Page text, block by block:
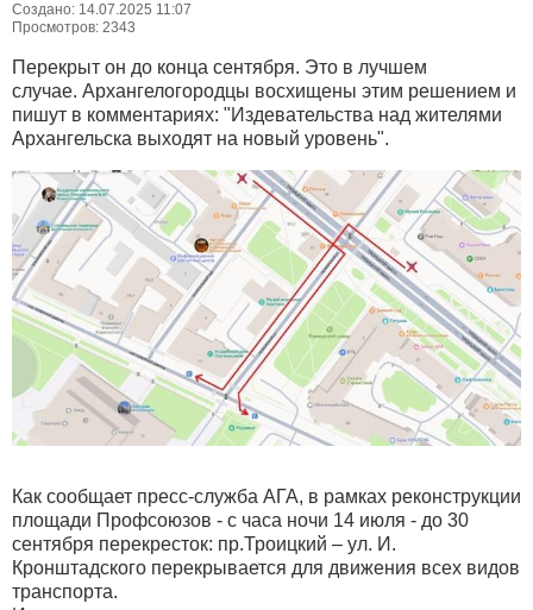
Создано: 14.07.2025 11:07
Просмотров: 2343
Перекрыт он до конца сентября. Это в лучшем
случае. Архангелогородцы восхищены этим решением и
пишут в комментариях: "Издевательства над жителями
Архангельска выходят на новый уровень".
Как сообщает пресс-служба АГА, в рамках реконструкции
площади Профсоюзов - с часа ночи 14 июля - до 30
сентября перекресток: пр.Троицкий – ул. И.
Кронштадского перекрывается для движения всех видов
транспорта.